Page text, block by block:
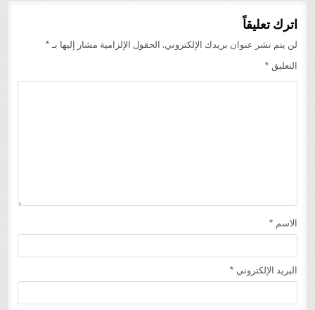
اترك تعليقاً
لن يتم نشر عنوان بريدك الإلكتروني. الحقول الإلزامية مشار إليها بـ *
التعليق *
الاسم *
البريد الإلكتروني *